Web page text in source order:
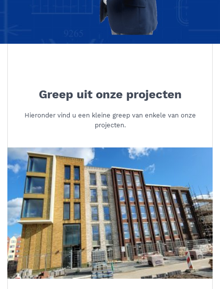
Greep uit onze projecten
Hieronder vind u een kleine greep van enkele van onze
projecten.